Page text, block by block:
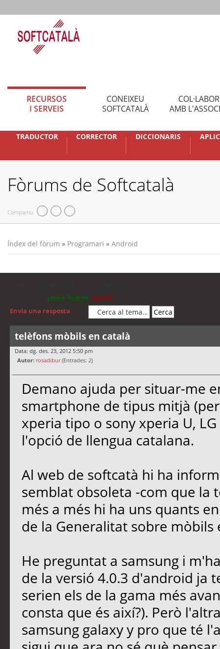
RECURSOS
I SERVEIS
CONEIXEU
SOFTCATALÀ
AMB
TRADUCTOR CORRECTOR DICCIONARIS
Fòrums de Softcatalà
Compartiu
Índex del fòrum » Programari » Android
jordis Andreu cubells
Envia una resposta
telèfons mòbils en català
Data: dg. des. 23, 2012 5:50 pm
Autor: rosadibur(Entrades: 2)
Demano ajuda per situar-me
smartphone de tipus mitjà
xperia tipo o sony xperia U,
l'opció de llengua catalana.
Al web de softcatà hi ha
semblat obsoleta -com que la
més a més hi ha uns quants
de la Generalitat sobre mòbils
He preguntat a samsung i
de la versió 4.0.3 d'android ja
serien els de la gama més
consta que és així?). Però
samsung galaxy y pro que té